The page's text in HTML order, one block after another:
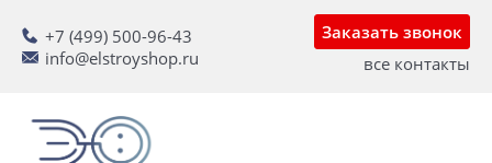
+7 (499) 500-96-43
info@elstroyshop.ru
Заказать звонок
все контакты